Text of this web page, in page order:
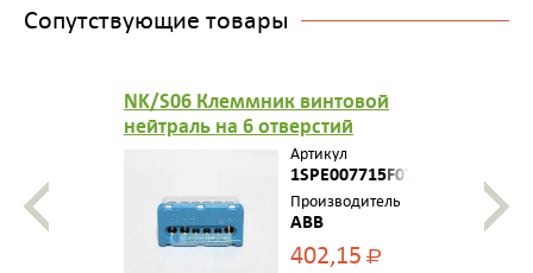
Сопутствующие товары
NK/S06 Клеммник винтовой
нейтраль на 6 отверстий
3x16мм2 и 3х6 мм2 длина 3
Артикул
1SPE007715F0731
Производитель
ABB
402,15Р